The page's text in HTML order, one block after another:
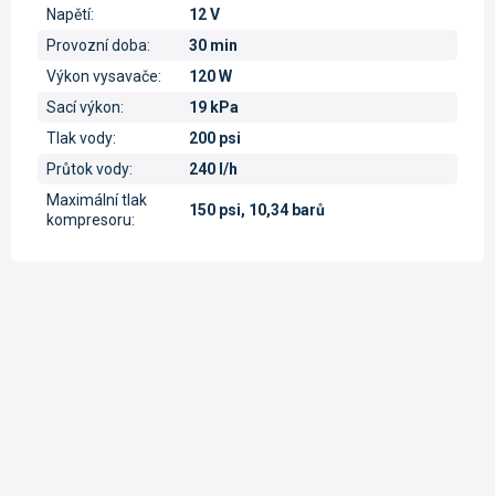
Napětí:
12 V
Provozní doba:
30 min
Výkon vysavače:
120 W
Sací výkon:
19 kPa
Tlak vody:
200 psi
Průtok vody:
240 l/h
Maximální tlak
kompresoru:
150 psi, 10,34 barů